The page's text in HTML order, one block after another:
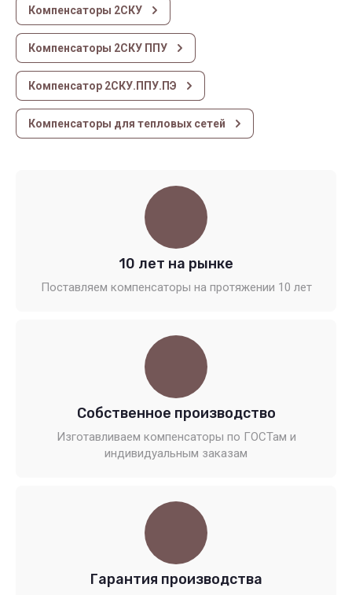
Компенсаторы 2СКУ
Компенсаторы 2СКУ ППУ
Компенсатор 2СКУ.ППУ.ПЭ
Компенсаторы для тепловых сетей
10 лет на рынке
Поставляем компенсаторы на протяжении 10 лет
Собственное производство
Изготавливаем компенсаторы по ГОСТам и
индивидуальным заказам
Гарантия производства